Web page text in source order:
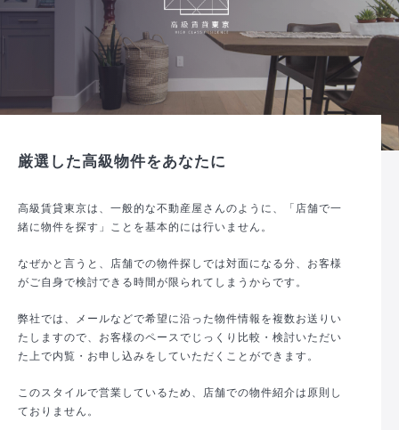
厳選した高級物件をあなたに
高級賃貸東京は、一般的な不動産屋さんのように、「店舗で一
緒に物件を探す」ことを基本的には行いません。
なぜかと言うと、店舗での物件探しでは対面になる分、お客様
がご自身で検討できる時間が限られてしまうからです。
弊社では、メールなどで希望に沿った物件情報を複数お送りい
たしますので、お客様のペースでじっくり比較・検討いただい
た上で内覧・お申し込みをしていただくことができます。
このスタイルで営業しているため、店舗での物件紹介は原則し
ておりません。